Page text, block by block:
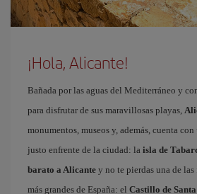
¡Hola, Alicante!
Bañada por las aguas del Mediterráneo y
para disfrutar de sus maravillosas playas,
monumentos, museos y, además, cuenta
justo enfrente de la ciudad: la isla de
barato a Alicante y no te pierdas una de
más grandes de España: el Castillo de